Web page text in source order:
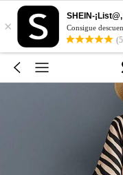
×
SHEIN-
Consigue